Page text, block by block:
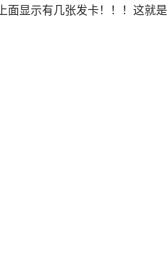
面显示有几张发卡！！！这就是